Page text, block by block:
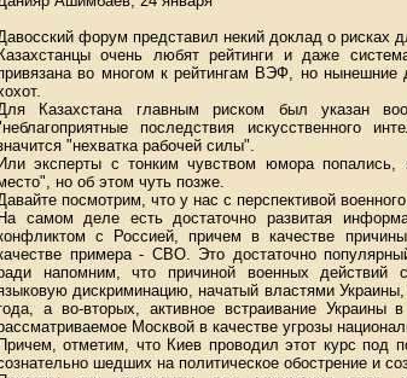
форум представил некий доклад о рисках
Казахстанцы очень любят рейтинги и даже
во многом к рейтингам ВЭФ, но нынешние
Казахстана главным риском был указан
последствия искусственного
"нехватка рабочей силы".
Или эксперты с тонким чувством юмора попались,
но об этом чуть позже.
посмотрим, что у нас с перспективой
На самом деле есть достаточно развитая
с Россией, причем в качестве
примера - СВО. Это достаточно
напомним, что причиной военных действий
дискриминацию, начатый властями
а во-вторых, активное встраивание Украины
Москвой в качестве угрозы
Причем, отметим, что Киев проводил этот курс под
шедших на политическое обострение и